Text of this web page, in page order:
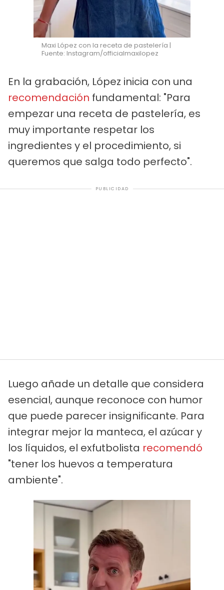
Maxi López con la receta de pastelería |
Fuente: Instagram/officialmaxilopez
En la grabación, López inicia con una
recomendación fundamental: "Para
empezar una receta de pastelería, es
muy importante respetar los
ingredientes y el procedimiento, si
queremos que salga todo perfecto".
PUBLICIDAD
Luego añade un detalle que considera
esencial, aunque reconoce con humor
que puede parecer insignificante. Para
integrar mejor la manteca, el azúcar y
los líquidos, el exfutbolista recomendó
"tener los huevos a temperatura
ambiente".